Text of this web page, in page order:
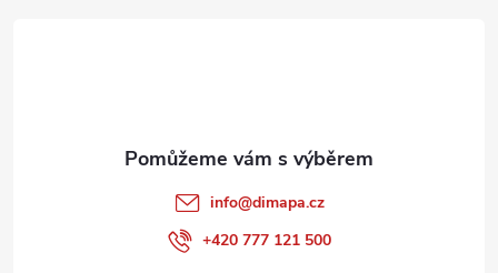
info@dimapa.cz
+420 777 121 500